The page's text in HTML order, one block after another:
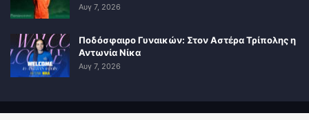
Αυγ 7, 2026
Ποδόσφαιρο Γυναικών: Στον Αστέρα Τρίπολης η
Αντωνία Νίκα
Αυγ 7, 2026